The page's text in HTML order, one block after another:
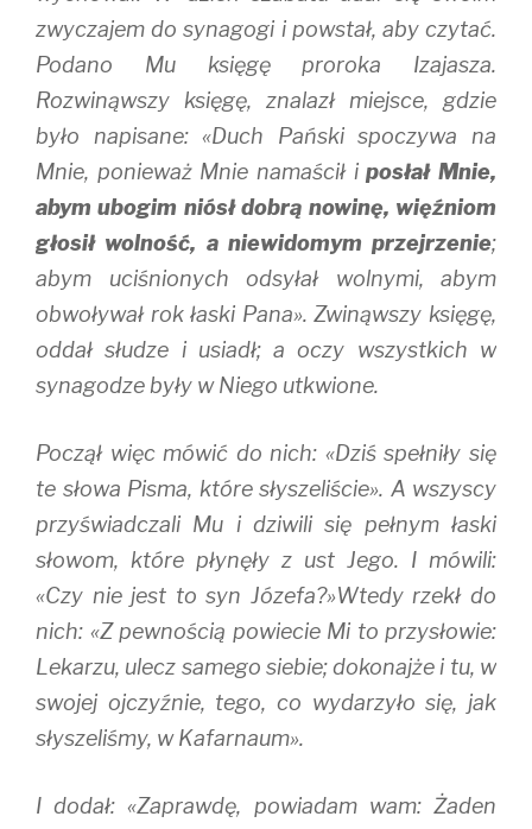
zwyczajem do synagogi i powstał, aby czytać.
Podano Mu księgę proroka Izajasza.
Rozwinąwszy księgę, znalazł miejsce, gdzie
było napisane: «Duch Pański spoczywa na
Mnie, ponieważ Mnie namaścił iposłał Mnie,
abym ubogim niósł dobrą nowinę, więźniom
głosił wolność, a niewidomym przejrzenie;
abym uciśnionych odsyłał wolnymi, abym
obwoływał rok łaski Pana». Zwinąwszy księgę,
oddał słudze i usiadł; a oczy wszystkich w
synagodze były w Niego utkwione.
Począł więc mówić do nich: «Dziś spełniły się
te słowa Pisma, które słyszeliście». A wszyscy
przyświadczali Mu i dziwili się pełnym łaski
słowom, które płynęły z ust Jego. I mówili:
«Czy nie jest to syn Józefa?»Wtedy rzekł do
nich: «Z pewnością powiecie Mi to przysłowie:
Lekarzu, ulecz samego siebie; dokonajże i tu, w
swojej ojczyźnie, tego, co wydarzyło się, jak
słyszeliśmy, w Kafarnaum».
I dodał: «Zaprawdę, powiadam wam: Żaden